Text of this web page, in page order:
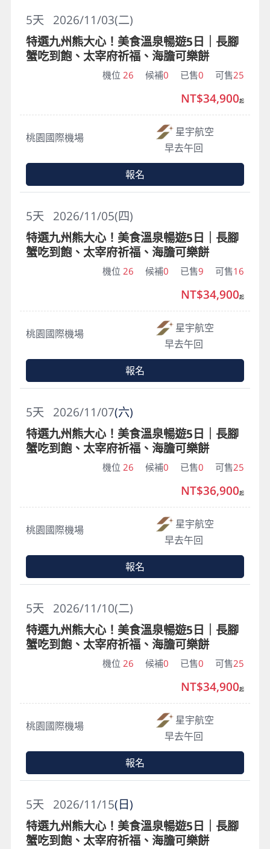
2026/11/03(二)
5天
特選九州熊大心！美食溫泉暢遊5日｜長腳
蟹吃到飽、太宰府祈福、海膽可樂餅
機位 26 候補0 已售0 可售25
桃園國際機場
星宇航空
早去午回
NT$34,900起
報名
2026/11/05(四)
5天
特選九州熊大心！美食溫泉暢遊5日｜長腳
蟹吃到飽、太宰府祈福、海膽可樂餅
機位 26 候補0 已售9 可售16
桃園國際機場
星宇航空
早去午回
NT$34,900起
報名
2026/11/07(六)
5天
特選九州熊大心！美食溫泉暢遊5日｜長腳
蟹吃到飽、太宰府祈福、海膽可樂餅
機位 26 候補0 已售0 可售25
桃園國際機場
星宇航空
早去午回
NT$36,900起
報名
2026/11/10(二)
5天
特選九州熊大心！美食溫泉暢遊5日｜長腳
蟹吃到飽、太宰府祈福、海膽可樂餅
機位 26 候補0 已售0 可售25
桃園國際機場
星宇航空
早去午回
NT$34,900起
報名
2026/11/15(日)
5天
特選九州熊大心！美食溫泉暢遊5日｜長腳
蟹吃到飽、太宰府祈福、海膽可樂餅